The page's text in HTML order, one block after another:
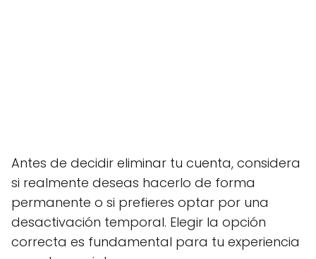
Antes de decidir eliminar tu cuenta, considera
si realmente deseas hacerlo de forma
permanente o si prefieres optar por una
desactivación temporal. Elegir la opción
correcta es fundamental para tu experiencia